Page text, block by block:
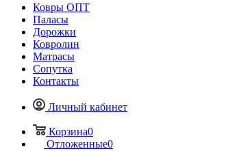
Ковры ОПТ
Паласы
Дорожки
Ковролин
Матрасы
Сопутка
Контакты
Личный кабинет
Корзина0
Отложенные0